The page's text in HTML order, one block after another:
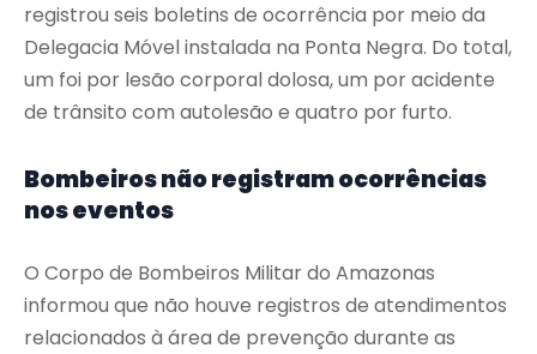
registrou seis boletins de ocorrência por meio da
Delegacia Móvel instalada na Ponta Negra. Do total,
um foi por lesão corporal dolosa, um por acidente
de trânsito com autolesão e quatro por furto.
Bombeiros não registram ocorrências
nos eventos
O Corpo de Bombeiros Militar do Amazonas
informou que não houve registros de atendimentos
relacionados à área de prevenção durante as